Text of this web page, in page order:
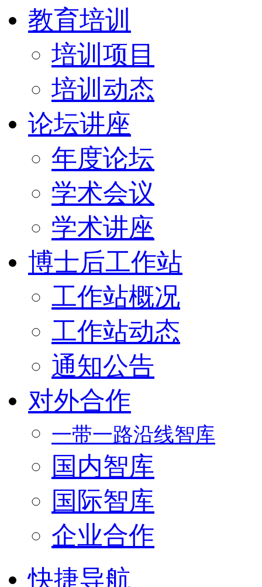
教育培训
培训项目
培训动态
论坛讲座
年度论坛
学术会议
学术讲座
博士后工作站
工作站概况
工作站动态
通知公告
对外合作
一带一路沿线智库
国内智库
国际智库
企业合作
快捷导航